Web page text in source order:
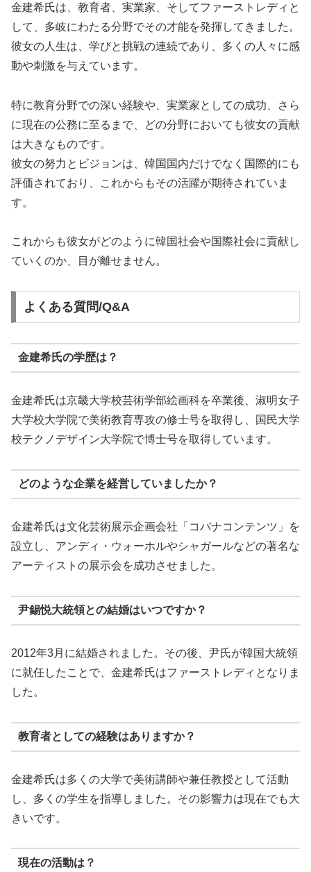
金建希氏は、教育者、実業家、そしてファーストレディと
して、多岐にわたる分野でその才能を発揮してきました。
彼女の人生は、学びと挑戦の連続であり、多くの人々に感
動や刺激を与えています。
特に教育分野での深い経験や、実業家としての成功、さら
に現在の公務に至るまで、どの分野においても彼女の貢献
は大きなものです。
彼女の努力とビジョンは、韓国国内だけでなく国際的にも
評価されており、これからもその活躍が期待されていま
す。
これからも彼女がどのように韓国社会や国際社会に貢献し
ていくのか、目が離せません。
よくある質問/Q&A
金建希氏の学歴は？
金建希氏は京畿大学校芸術学部絵画科を卒業後、淑明女子
大学校大学院で美術教育専攻の修士号を取得し、国民大学
校テクノデザイン大学院で博士号を取得しています。
どのような企業を経営していましたか？
金建希氏は文化芸術展示企画会社「コバナコンテンツ」を
設立し、アンディ・ウォーホルやシャガールなどの著名な
アーティストの展示会を成功させました。
尹錫悦大統領との結婚はいつですか？
2012年3月に結婚されました。その後、尹氏が韓国大統領
に就任したことで、金建希氏はファーストレディとなりま
した。
教育者としての経験はありますか？
金建希氏は多くの大学で美術講師や兼任教授として活動
し、多くの学生を指導しました。その影響力は現在でも大
きいです。
現在の活動は？